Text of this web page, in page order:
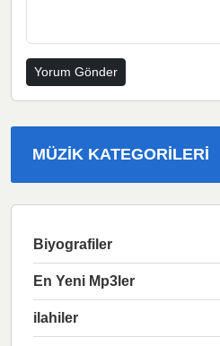
MÜZIK KATEGORILERI
Biyografiler
En Yeni Mp3ler
ilahiler